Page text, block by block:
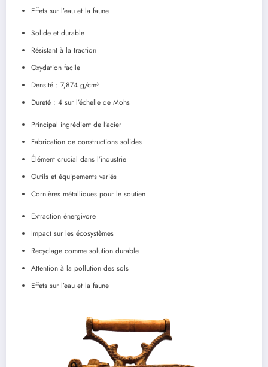
Effets sur l’eau et la faune
Solide et durable
Résistant à la traction
Oxydation facile
Densité : 7,874 g/cm³
Dureté : 4 sur l’échelle de Mohs
Principal ingrédient de l’acier
Fabrication de constructions solides
Élément crucial dans l’industrie
Outils et équipements variés
Cornières métalliques pour le soutien
Extraction énergivore
Impact sur les écosystèmes
Recyclage comme solution durable
Attention à la pollution des sols
Effets sur l’eau et la faune